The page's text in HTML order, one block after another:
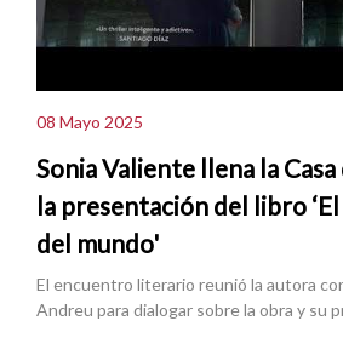
08 Mayo 2025
Sonia Valiente llena la
la presentación del libro
del mundo'
El encuentro literario reunió la autora
Andreu para dialogar sobre la obra y su